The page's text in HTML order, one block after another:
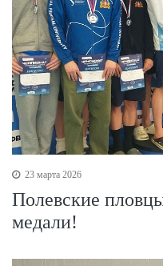
23 марта 2026
Полевские
медали!